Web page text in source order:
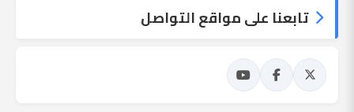
تابعنا على مواقع التواصل